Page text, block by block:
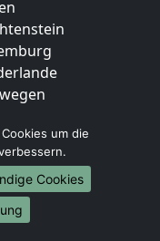
um die
Cookies